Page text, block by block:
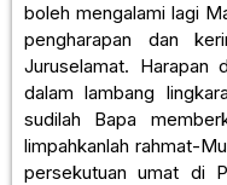
boleh mengalami lagi
pengharapan dan
Juruselamat. Harapan
dalam lambang
sudilah Bapa
limpahkanlah rahmat-
persekutuan umat di